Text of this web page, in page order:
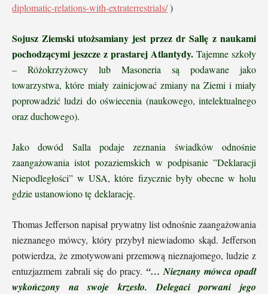
diplomatic-relations-with-extraterrestrials/)
Sojusz Ziemski utożsamiany jest przez dr Sallę z naukami
pochodzącymi jeszcze z prastarej Atlantydy. Tajemne szkoły
– Różokrzyżowcy lub Masoneria są podawane jako
towarzystwa, które miały zainicjować zmiany na Ziemi i miały
poprowadzić ludzi do oświecenia (naukowego, intelektualnego
oraz duchowego).
Jako dowód Salla podaje zeznania świadków odnośnie
zaangażowania istot pozaziemskich w podpisanie ”Deklaracji
Niepodległości” w USA, które fizycznie były obecne w holu
gdzie ustanowiono tę deklarację.
Thomas Jefferson napisał prywatny list odnośnie zaangażowania
nieznanego mówcy, który przybył niewiadomo skąd. Jefferson
potwierdza, że zmotywowani przemową nieznajomego, ludzie z
entuzjazmem zabrali się do pracy. “… Nieznany mówca opadł
wykończony na swoje krzesło. Delegaci porwani jego